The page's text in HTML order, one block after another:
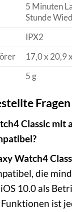
5 Minuten
Stunde
IPX2
17,0 x 20,9
5 g
Fragen
Classic mit
Watch4
die
10.0 als
ist